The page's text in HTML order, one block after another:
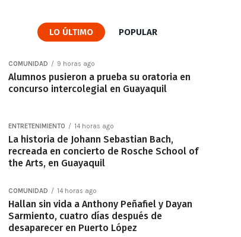
LO ÚLTIMO POPULAR
COMUNIDAD 9 horas ago
Alumnos pusieron a prueba su oratoria en
concurso intercolegial en Guayaquil
ENTRETENIMIENTO 14 horas ago
La historia de Johann Sebastian Bach,
recreada en concierto de Rosche School of
the Arts, en Guayaquil
COMUNIDAD 14 horas ago
Hallan sin vida a Anthony Peñafiel y Dayan
Sarmiento, cuatro días después de
desaparecer en Puerto López